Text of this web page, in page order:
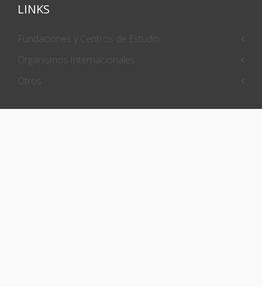
LINKS
Fundaciones y Centros de Estudio
Organismos Internacionales
Otros